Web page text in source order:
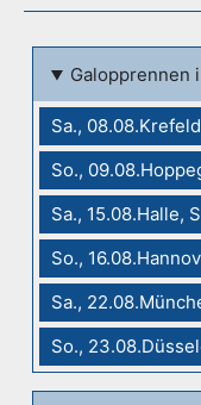
Galopprennen
Sa., 08.08.Krefeld
So.,
Sa., 15.08.Halle,
So.,
Sa.,
So.,